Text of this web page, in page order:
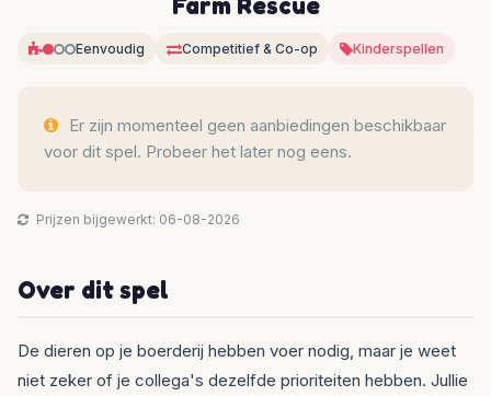
Eenvoudig Competitief & Co-op Kinderspellen
Er zijn momenteel geen aanbiedingen beschikbaar
voor dit spel. Probeer het later nog eens.
Prijzen bijgewerkt: 06-08-2026
Over dit spel
De dieren op je boerderij hebben voer nodig, maar je weet
niet zeker of je collega's dezelfde prioriteiten hebben. Jullie